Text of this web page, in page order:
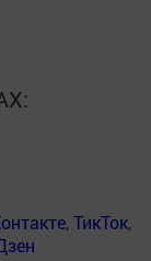
,ТикТок,